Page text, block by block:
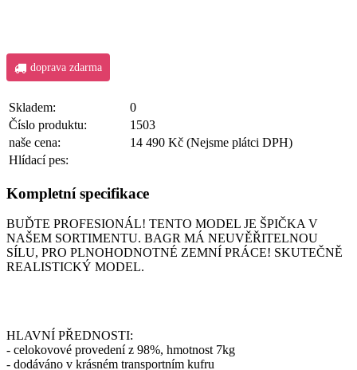
doprava zdarma
Skladem:
0
Číslo produktu:
1503
naše cena:
14 490 Kč (Nejsme plátci DPH)
Hlídací pes:
Kompletní specifikace
BUĎTE PROFESIONÁL! TENTO MODEL JE ŠPIČKA V
NAŠEM SORTIMENTU. BAGR MÁ NEUVĚŘITELNOU
SÍLU, PRO PLNOHODNOTNÉ ZEMNÍ PRÁCE! SKUTEČNĚ
REALISTICKÝ MODEL.
HLAVNÍ PŘEDNOSTI:
- celokovové provedení z 98%, hmotnost 7kg
- dodáváno v krásném transportním kufru